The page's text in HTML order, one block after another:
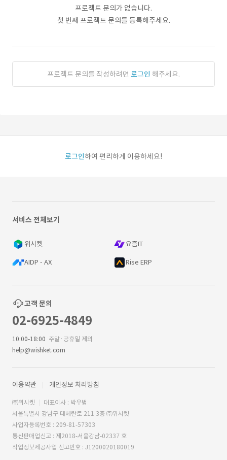
프로젝트 문의가 없습니다.
첫 번째 프로젝트 문의를 등록해주세요.
프로젝트 문의를 작성하려면 로그인 해주세요.
로그인하여 편리하게 이용하세요!
서비스 전체보기
위시켓 요즘IT
AIDP - AX Rise ERP
고객 문의
02-6925-4849
10:00-18:00 주말·공휴일 제외
help@wishket.com
이용약관 개인정보 처리방침
㈜위시켓
대표이사 : 박우범
서울특별시 강남구 테헤란로 211 3층 ㈜위시켓
사업자등록번호 : 209-81-57303
통신판매업신고 : 제2018-서울강남-02337 호
직업정보제공사업 신고번호 : J1200020180019